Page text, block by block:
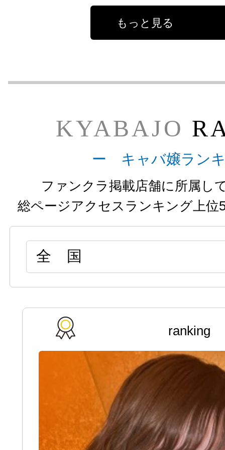
もっと見る
KYABAJO
ー キャバ嬢ラン
ファンクラ掲載店舗に所属し
総ページアクセスランキング上位
ranking